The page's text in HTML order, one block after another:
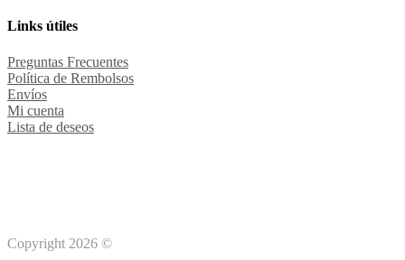
Links útiles
Preguntas Frecuentes
Política de Rembolsos
Envíos
Mi cuenta
Lista de deseos
Copyright 2026 ©